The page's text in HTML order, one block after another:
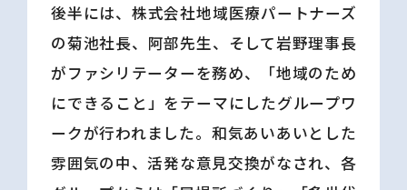
後半には、株式会社地域医療パートナーズ
の菊池社長、阿部先生、そして岩野理事長
がファシリテーターを務め、「地域のため
にできること」をテーマにしたグループワ
ークが行われました。和気あいあいとした
雰囲気の中、活発な意見交換がなされ、各